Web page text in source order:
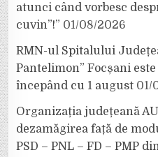
atunci când vorbesc
cuvin”!” 01/08/2026
RMN-ul Spitalului
Pantelimon” Focșani
începând cu 1 august 01/
Organizația județeană
dezamăgirea față de
PSD – PNL – FD – PMP